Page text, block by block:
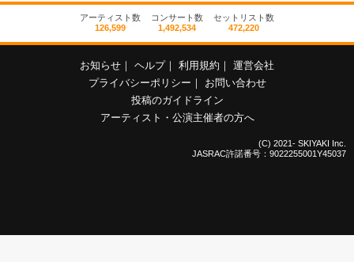
アーティスト数
126,599
コンサート数
1,492,534
セットリスト数
472,220
お知らせ ヘルプ 利用規約
運営会社
プライバシーポリシー
お問い合わせ
投稿のガイドライン
アーティスト・公演主催者の方へ
(C) 2021- SKIYAKI Inc.
JASRAC許諾番号：9022255001Y45037